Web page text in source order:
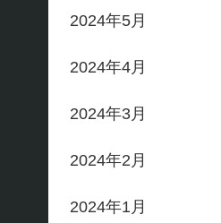
2024年5月
2024年4月
2024年3月
2024年2月
2024年1月